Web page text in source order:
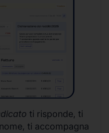
ti risponde, ti
ti accompagna